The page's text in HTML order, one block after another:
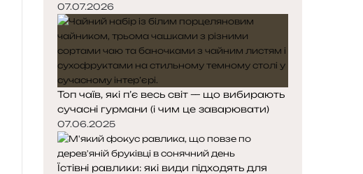
07.07.2026
Топ чаїв, які п’є весь світ — що вибирають
сучасні гурмани (і чим це заварювати)
07.06.2025
Їстівні равлики: які види підходять для